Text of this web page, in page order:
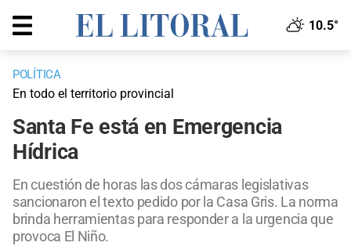
10.5°
POLÍTICA
En todo el territorio provincial
Santa Fe está en Emergencia
Hídrica
En cuestión de horas las dos cámaras legislativas
sancionaron el texto pedido por la Casa Gris. La norma
brinda herramientas para responder a la urgencia que
provoca El Niño.